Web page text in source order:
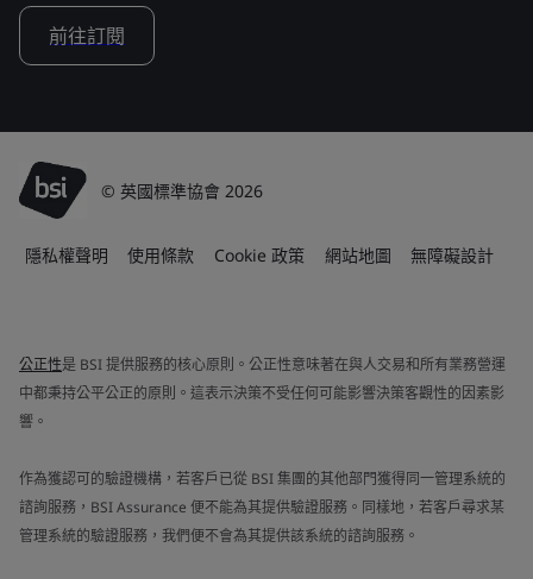
前往訂閱
© 英國標準協會 2026
隱私權聲明 使用條款 Cookie 政策 網站地圖 無障礙設計
公正性是 BSI 提供服務的核心原則。公正性意味著在與人交易和所有業務營運
中都秉持公平公正的原則。這表示決策不受任何可能影響決策客觀性的因素影
響。
作為獲認可的驗證機構，若客戶已從 BSI 集團的其他部門獲得同一管理系統的
諮詢服務，BSI Assurance 便不能為其提供驗證服務。同樣地，若客戶尋求某
管理系統的驗證服務，我們便不會為其提供該系統的諮詢服務。